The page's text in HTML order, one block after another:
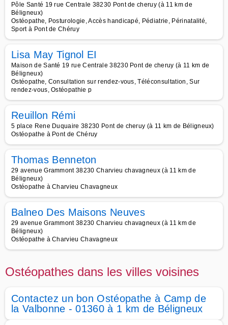
Pôle Santé 19 rue Centrale 38230 Pont de cheruy (à 11 km de
Béligneux)
Ostéopathe, Posturologie, Accès handicapé, Pédiatrie, Périnatalité,
Sport à Pont de Chéruy
Lisa May Tignol EI
Maison de Santé 19 rue Centrale 38230 Pont de cheruy (à 11 km de
Béligneux)
Ostéopathe, Consultation sur rendez-vous, Téléconsultation, Sur
rendez-vous, Ostéopathie p
Reuillon Rémi
5 place Rene Duquaire 38230 Pont de cheruy (à 11 km de Béligneux)
Ostéopathe à Pont de Chéruy
Thomas Benneton
29 avenue Grammont 38230 Charvieu chavagneux (à 11 km de
Béligneux)
Ostéopathe à Charvieu Chavagneux
Balneo Des Maisons Neuves
29 avenue Grammont 38230 Charvieu chavagneux (à 11 km de
Béligneux)
Ostéopathe à Charvieu Chavagneux
Ostéopathes dans les villes voisines
Contactez un bon Ostéopathe à Camp de
la Valbonne - 01360 à 1 km de Béligneux